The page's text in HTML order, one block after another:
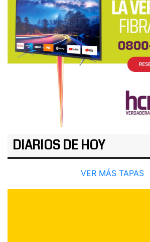
DIARIOS DE HOY
VER MÁS TAPAS